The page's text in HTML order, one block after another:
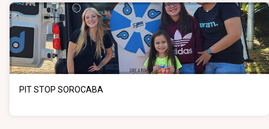
PIT STOP SOROCABA